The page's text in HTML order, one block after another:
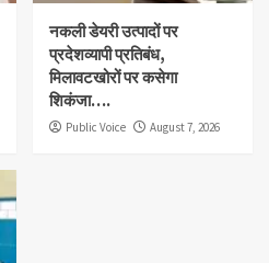
नकली डेयरी उत्पादों पर
प्रदेशव्यापी प्रतिबंध,
मिलावटखोरों पर कसेगा
शिकंजा….
Public Voice August 7, 2026